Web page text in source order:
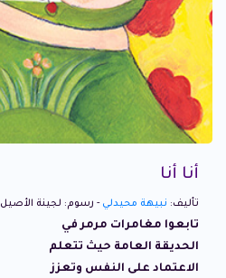
أنا أنا
تأليف: نبيهة محيدلي - رسوم: لجينة الأصيل
تابعوا مغامرات مرمر في
الحديقة العامة حيث تتعلم
الاعتماد على النفس وتعزز